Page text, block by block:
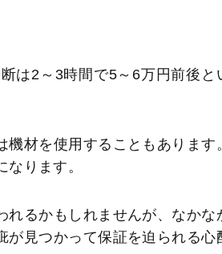
は2～3時間で5～6万円前後と
機材を使用することもあります
ります。
れるかもしれませんが、なかな
が見つかって保証を迫られる心